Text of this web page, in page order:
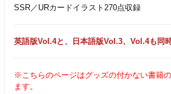
SSR／URカードイラスト270点収録
英語版Vol.4と、日本語版Vol.3、Vol.4も同時
※こちらのページはグッズの付かない書籍
ます。